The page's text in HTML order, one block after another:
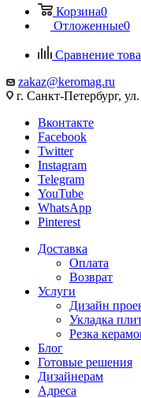
Корзина0
Отложенные0
Сравнение
zakaz@keromag.ru
г. Санкт-Петербург,
Вконтакте
Facebook
Twitter
Instagram
Telegram
YouTube
WhatsApp
Pinterest
Доставка
Оплата
Возврат
Услуги
Дизайн
Укладка
Резка
Блог
Готовые решения
Дизайнерам
Адреса